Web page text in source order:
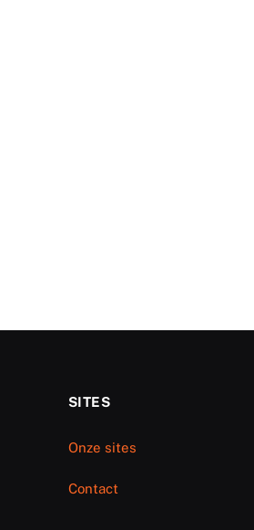
SITES
Onze sites
Contact